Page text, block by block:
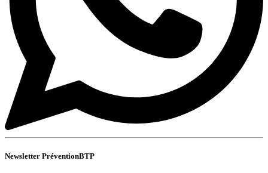
Newsletter PréventionBTP